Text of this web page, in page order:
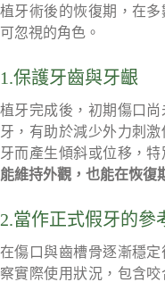
植牙術後的恢復期，在
可忽視的角色。
1.保護牙齒與牙齦
植牙完成後，初期傷口
牙，有助於減少外力刺
牙而產生傾斜或位移，特
能維持外觀，也能在恢復
2.當作正式假牙的參
在傷口與齒槽骨逐漸穩
察實際使用狀況，包含